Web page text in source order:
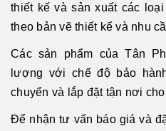
thiết kế và sản xuất các
theo bản vẽ thiết kế và nhu
Các sản phẩm của Tân
lượng với chế độ bảo
chuyển và lắp đặt tận nơi
Để nhận tư vấn báo giá và